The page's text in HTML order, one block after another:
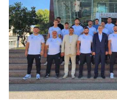
EKONOMİ
DÜNYA
MAGAZİN
GALERİ
VİDEO